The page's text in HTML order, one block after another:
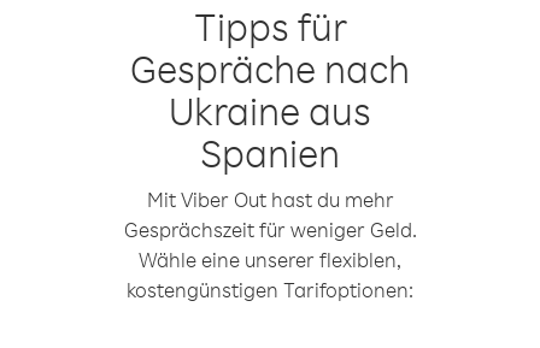
Tipps für
Gespräche nach
Ukraine aus
Spanien
Mit Viber Out hast du mehr
Gesprächszeit für weniger Geld.
Wähle eine unserer flexiblen,
kostengünstigen Tarifoptionen: